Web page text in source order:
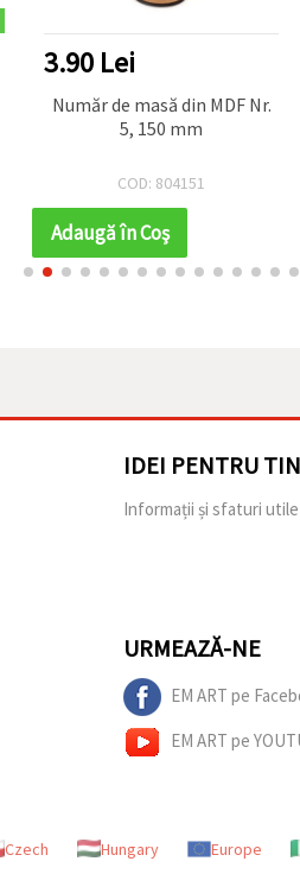
3.90 Lei
Număr de masă din MDF Nr.
5, 150 mm
COD: 804151
Adaugă în Coş
IDEI PENTRU
Informații și sfaturi utile
URMEAZĂ-NE
EM ART pe
EM ART pe
Czech Hungary Europe